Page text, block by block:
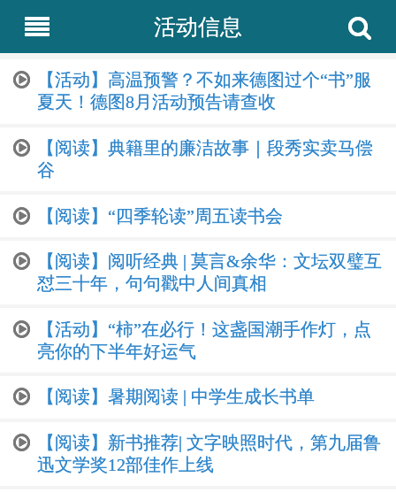
活动信息
【活动】高温预警？不如来德图过个“书”服
夏天！德图8月活动预告请查收
【阅读】典籍里的廉洁故事｜段秀实卖马偿
谷
【阅读】“四季轮读”周五读书会
【阅读】阅听经典 | 莫言&余华：文坛双璧互
怼三十年，句句戳中人间真相
【活动】“柿”在必行！这盏国潮手作灯，点
亮你的下半年好运气
【阅读】暑期阅读 | 中学生成长书单
【阅读】新书推荐| 文字映照时代，第九届鲁
迅文学奖12部佳作上线